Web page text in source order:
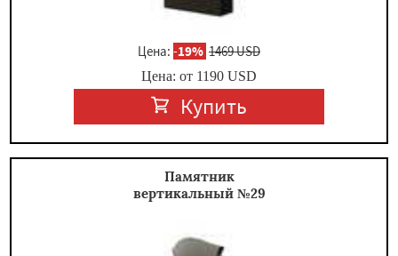
Цена: -19% 1469 USD
Цена: от 1190 USD
Купить
Памятник
вертикальный №29